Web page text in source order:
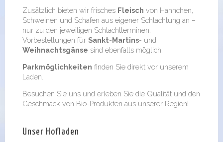
Zusätzlich bieten wir frisches Fleisch von Hähnchen,
Schweinen und Schafen aus eigener Schlachtung an –
nur zu den jeweiligen Schlachtterminen.
Vorbestellungen für Sankt-Martins- und
Weihnachtsgänse sind ebenfalls möglich.
Parkmöglichkeiten finden Sie direkt vor unserem
Laden.
Besuchen Sie uns und erleben Sie die Qualität und den
Geschmack von Bio-Produkten aus unserer Region!
Unser Hofladen